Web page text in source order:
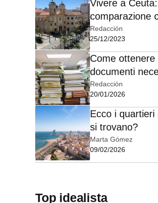
Vivere a
comparazione
Redacción
25/12/2023
Come
documenti
Redacción
20/01/2026
Ecco i
si trovano?
Marta Gómez
09/02/2026
Top idealista